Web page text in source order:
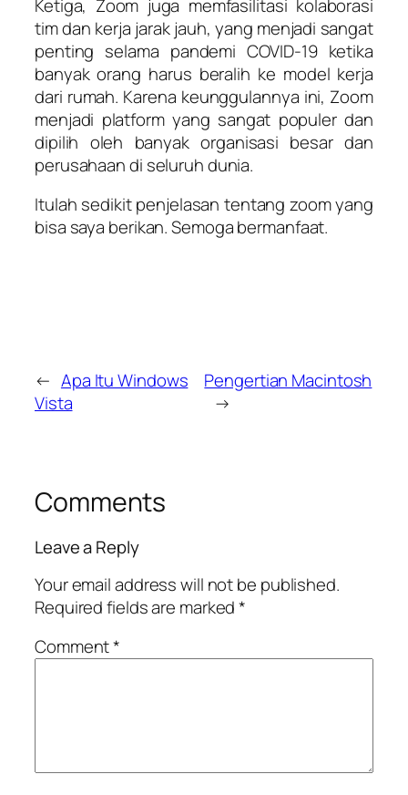
Ketiga, Zoom juga memfasilitasi kolaborasi
tim dan kerja jarak jauh, yang menjadi sangat
penting selama pandemi COVID-19 ketika
banyak orang harus beralih ke model kerja
dari rumah. Karena keunggulannya ini, Zoom
menjadi platform yang sangat populer dan
dipilih oleh banyak organisasi besar dan
perusahaan di seluruh dunia.
Itulah sedikit penjelasan tentang zoom yang
bisa saya berikan. Semoga bermanfaat.
← Apa Itu Windows
Vista
Pengertian Macintosh
→
Comments
Leave a Reply
Your email address will not be published.
Required fields are marked*
Comment*